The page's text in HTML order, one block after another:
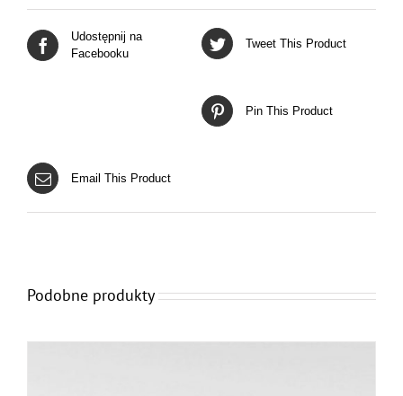
Udostępnij na
Facebooku
Tweet This Product
Pin This Product
Email This Product
Podobne produkty